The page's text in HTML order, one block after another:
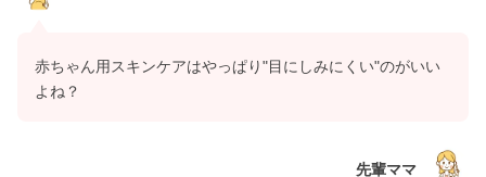
赤ちゃん用スキンケアはやっぱり"目にしみにくい"のがいい
よね？
先輩ママ